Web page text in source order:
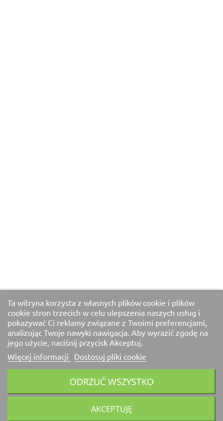
Ta witryna korzysta z własnych plików cookie i plików
cookie stron trzecich w celu ulepszenia naszych usług i
pokazywać Ci reklamy związane z Twoimi preferencjami,
analizując Twoje nawyki nawigacja. Aby wyrazić zgodę na
jego użycie, naciśnij przycisk Akceptuj.
Więcej informacji
Dostosuj pliki cookie
ODRZUĆ WSZYSTKO
AKCEPTUJĘ